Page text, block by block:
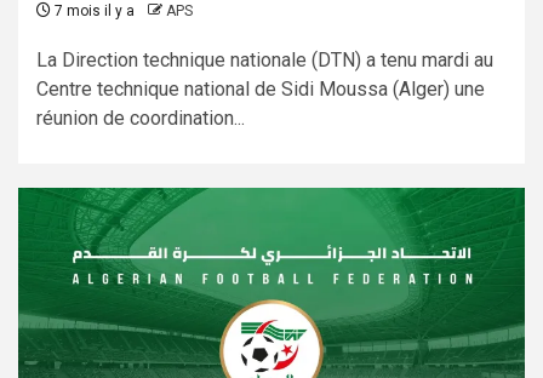
7 mois il y a APS
La Direction technique nationale (DTN) a tenu mardi au
Centre technique national de Sidi Moussa (Alger) une
réunion de coordination...